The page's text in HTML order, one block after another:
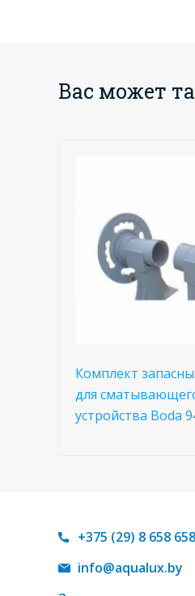
Вас может
Комплект
для
устройства Boda
+375 (29) 8 658 658
info@aqualux.by